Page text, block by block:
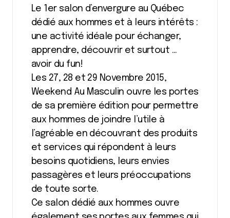
Le 1er salon d’envergure au Québec
dédié aux hommes et à leurs intérêts :
une activité idéale pour échanger,
apprendre, découvrir et surtout …
avoir du fun!
Les 27, 28 et 29 Novembre 2015,
Weekend Au Masculin ouvre les portes
de sa première édition pour permettre
aux hommes de joindre l’utile à
l’agréable en découvrant des produits
et services qui répondent à leurs
besoins quotidiens, leurs envies
passagères et leurs préoccupations
de toute sorte.
Ce salon dédié aux hommes ouvre